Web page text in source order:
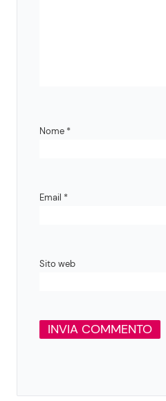
Nome *
Email *
Sito web